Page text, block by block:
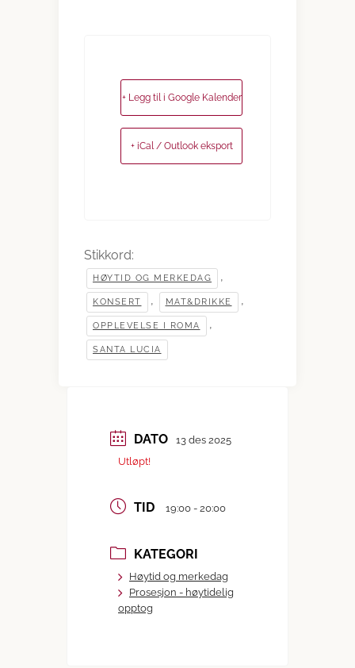
+ Legg til i Google Kalender
+ iCal / Outlook eksport
Stikkord:
HØYTID OG MERKEDAG ,
KONSERT , MAT&DRIKKE ,
OPPLEVELSE I ROMA ,
SANTA LUCIA
DATO
13 des 2025
Utløpt!
TID 19:00 - 20:00
KATEGORI
Høytid og merkedag
Prosesjon - høytidelig
opptog